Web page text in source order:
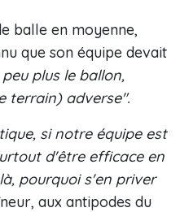
balle en moyenne,
que son équipe devait
plus le ballon,
terrain) adverse".
si notre équipe est
d'être efficace en
pourquoi s'en priver
aux antipodes du